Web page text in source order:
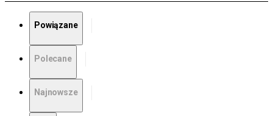
Powiązane
Polecane
Najnowsze